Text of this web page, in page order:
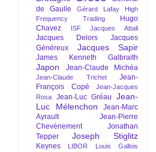
de Gaulle
Gérard Lafay
High
Frequency Trading
Hugo
Chavez
ISF Jacques Attali
Jacques Delors
Jacques
Généreux
Jacques Sapir
James Kenneth Galbraith
Japon Jean-Claude Michéa
Jean-Claude Trichet
Jean-
François Copé
Jean-Jacques
Rosa
Jean-Luc Gréau
Jean-
Luc Mélenchon
Jean-Marc
Ayrault
Jean-Pierre
Chevènement
Jonathan
Tepper
Joseph Stiglitz
Keynes LIBOR Louis Gallois